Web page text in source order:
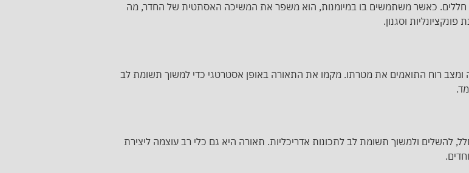
חללים. כאשר משתמשים בו במיומנות, הוא משפר את המשיכה האסתטית של החדר, מה
וסגנון.
ומצב רוח התואמים את מטרתו. מקמו את התאורה באופן אסטרטגי כדי למשוך תשומת לב
להשלים ולמשוך תשומת לב לתכונות אדריכליות. תאורה היא גם כלי רב עוצמה ליצירת